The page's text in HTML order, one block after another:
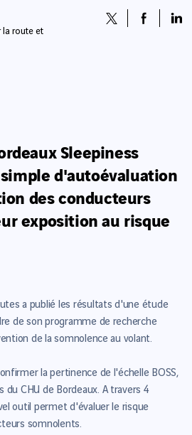
la route et
Sleepiness
d'autoévaluation
des conducteurs
exposition au risque
a publié les résultats d'une étude
de son programme de recherche
de la somnolence au volant.
la pertinence de l'échelle BOSS,
du CHU de Bordeaux. A travers 4
outil permet d'évaluer le risque
somnolents.